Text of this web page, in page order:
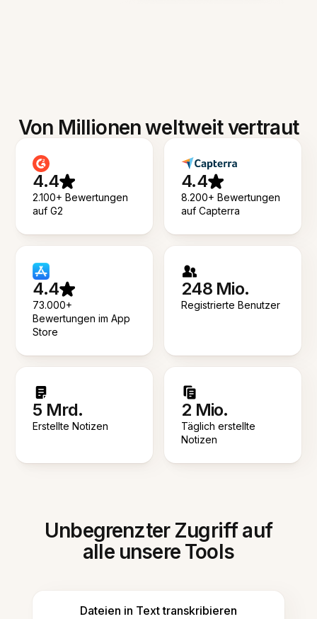
Von Millionen weltweit vertraut
4.4
2.100+ Bewertungen
auf G2
4.4
8.200+ Bewertungen
auf Capterra
4.4
73.000+
Bewertungen im App
Store
248 Mio.
Registrierte Benutzer
5 Mrd.
Erstellte Notizen
2 Mio.
Täglich erstellte
Notizen
Unbegrenzter Zugriff auf
alle unsere Tools
Dateien in Text transkribieren